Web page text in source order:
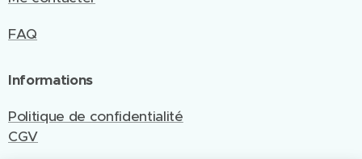
FAQ
Informations
Politique de confidentialité
CGV